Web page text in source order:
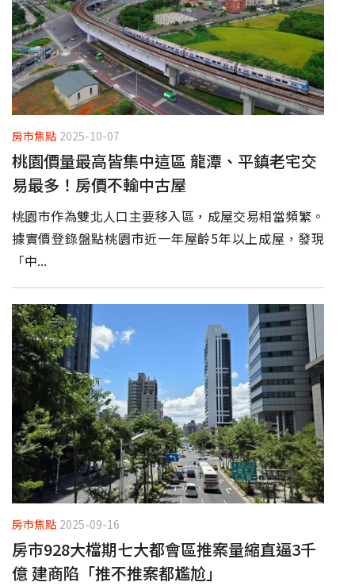
房市焦點 2025-10-07
桃園價量最高皆集中這區 龍潭、平鎮老宅交
易最多！房價不輸中古屋
桃園市作為雙北人口主要移入區，成屋交易相當頻繁。
據實價登錄盤點桃園市近一年屋齡5年以上成屋，發現
「中...
房市焦點 2025-09-16
房市928大檔期七大都會區推案量縮直逼3千
億 建商陷「推不推案都尷尬」